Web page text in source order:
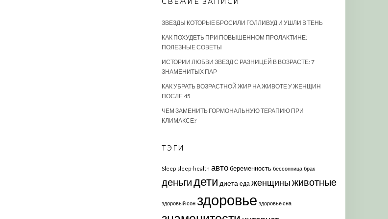
ЗВЕЗДЫ КОТОРЫЕ БРОСИЛИ ГОЛЛИВУД И УШЛИ В ТЕНЬ
КАК ПОХУДЕТЬ ПРИ ПОВЫШЕННОМ ПРОЛАКТИНЕ:
ПОЛЕЗНЫЕ СОВЕТЫ
ИСТОРИИ ЛЮБВИ ЗВЕЗД С РАЗНИЦЕЙ В ВОЗРАСТЕ: 7
ЗНАМЕНИТЫХ ПАР
КАК УБРАТЬ ВОЗРАСТНОЙ ЖИР НА ЖИВОТЕ У ЖЕНЩИН
ПОСЛЕ 45
ЧЕМ ЗАМЕНИТЬ ГОРМОНАЛЬНУЮ ТЕРАПИЮ ПРИ
КЛИМАКСЕ?
ТЭГИ
Sleep sleep-health автобеременность бессонница брак
деньгидети диета еда женщиныживотные
здоровый сон здоровье здоровье сна